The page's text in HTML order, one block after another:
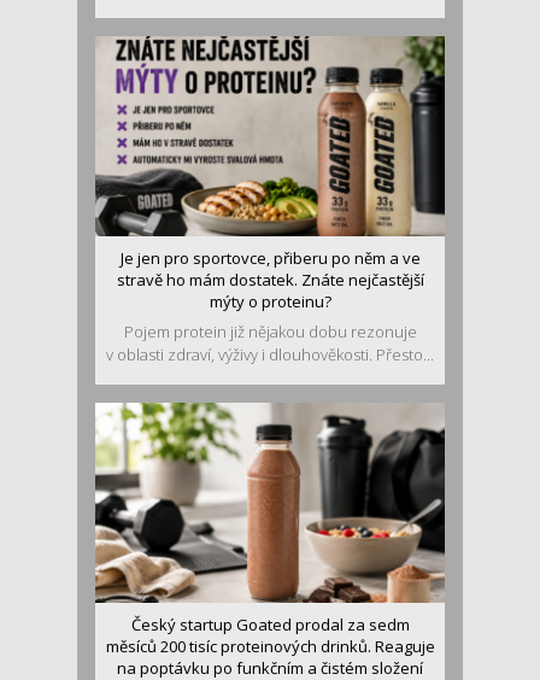
Je jen pro sportovce, přiberu po něm a ve
stravě ho mám dostatek. Znáte nejčastější
mýty o proteinu?
Pojem protein již nějakou dobu rezonuje
v oblasti zdraví, výživy i dlouhověkosti. Přesto...
Český startup Goated prodal za sedm
měsíců 200 tisíc proteinových drinků. Reaguje
na poptávku po funkčním a čistém složení